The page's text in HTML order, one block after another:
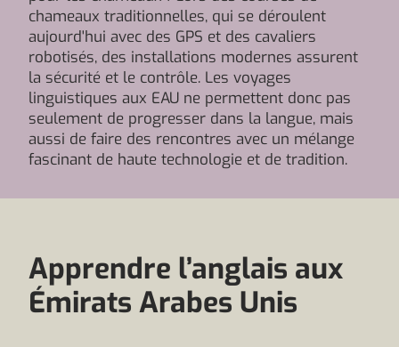
chameaux traditionnelles, qui se déroulent
aujourd'hui avec des GPS et des cavaliers
robotisés, des installations modernes assurent
la sécurité et le contrôle. Les voyages
linguistiques aux EAU ne permettent donc pas
seulement de progresser dans la langue, mais
aussi de faire des rencontres avec un mélange
fascinant de haute technologie et de tradition.
Apprendre l’anglais aux
Émirats Arabes Unis